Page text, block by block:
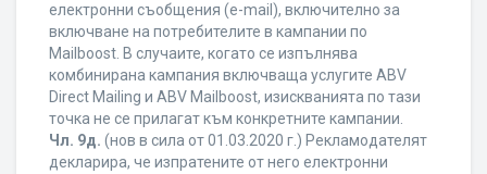
електронни съобщения (e-mail), включително за
включване на потребителите в кампании по
Mailboost. В случаите, когато се изпълнява
комбинирана кампания включваща услугите ABV
Direct Mailing и ABV Mailboost, изискванията по тази
точка не се прилагат към конкретните кампании.
Чл. 9д. (нов в сила от 01.03.2020 г.) Рекламодателят
декларира, че изпратените от него електронни